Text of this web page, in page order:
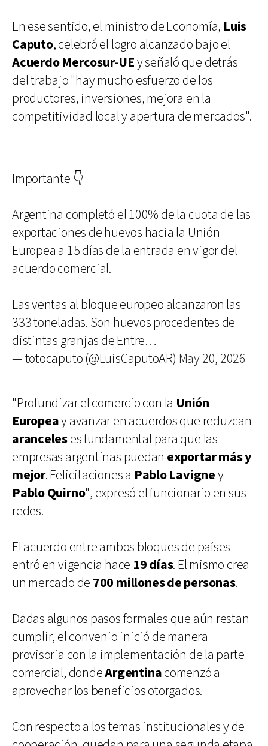
En ese sentido, el ministro de Economía, Luis
Caputo, celebró el logro alcanzado bajo el
Acuerdo Mercosur-UEy señaló que detrás
del trabajo "hay mucho esfuerzo de los
productores, inversiones, mejora en la
competitividad local y apertura de mercados".
Importante 👇
Argentina completó el 100% de la cuota de las
exportaciones de huevos hacia la Unión
Europea a 15 días de la entrada en vigor del
acuerdo comercial.
Las ventas al bloque europeo alcanzaron las
333 toneladas. Son huevos procedentes de
distintas granjas de Entre…
— totocaputo (@LuisCaputoAR) May 20, 2026
"Profundizar el comercio con la Unión
Europeay avanzar en acuerdos que reduzcan
aranceleses fundamental para que las
empresas argentinas puedan exportar más y
mejor. Felicitaciones a Pablo Lavigney
Pablo Quirno", expresó el funcionario en sus
redes.
El acuerdo entre ambos bloques de países
entró en vigencia hace 19 días. El mismo crea
un mercado de 700 millones de personas.
Dadas algunos pasos formales que aún restan
cumplir, el convenio inició de manera
provisoria con la implementación de la parte
comercial, dondeArgentinacomenzó a
aprovechar los beneficios otorgados.
Con respecto a los temas institucionales y de